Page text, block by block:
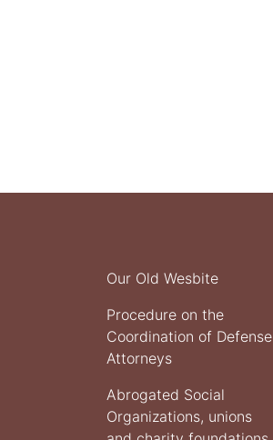
Our Old Wesbite
Procedure on the
Coordination of Defense
Attorneys
Abrogated Social
Organizations, unions